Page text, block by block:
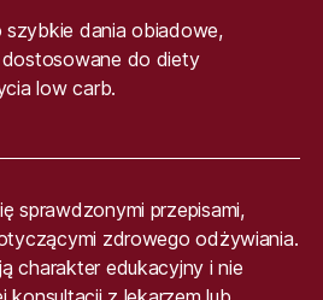
dania obiadowe,
do diety
low carb.
sprawdzonymi przepisami,
zdrowego odżywiania.
charakter edukacyjny i nie